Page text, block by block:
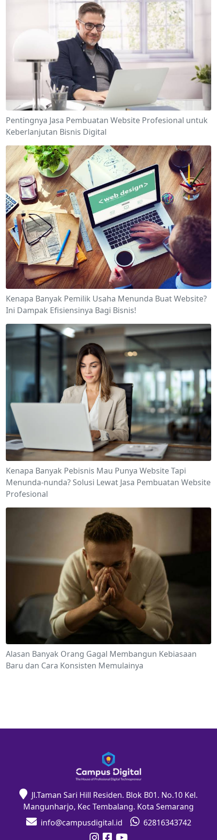
Pentingnya Jasa Pembuatan Website Profesional untuk
Keberlanjutan Bisnis Digital
Kenapa Banyak Pemilik Usaha Menunda Buat Website?
Ini Dampak Efisiensinya Bagi Bisnis!
Kenapa Banyak Pebisnis Mau Punya Website Tapi
Menunda-nunda? Solusi Lewat Jasa Pembuatan Website
Profesional
Alasan Banyak Orang Gagal Membangun Kebiasaan
Baru dan Cara Konsisten Memulainya
Jl.Taman Sari Hill Residen. Blok B01. No.10 Kel.
Mangunharjo, Kec Tembalang. Kota Semarang
info@campusdigital.id
62816343742